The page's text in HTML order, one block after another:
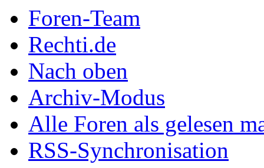
Foren-Team
Rechti.de
Nach oben
Archiv-Modus
Alle Foren als gelesen
RSS-Synchronisation